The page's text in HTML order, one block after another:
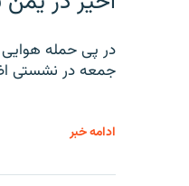
در پی حمله
جمعه در نشستی
ادامه خبر